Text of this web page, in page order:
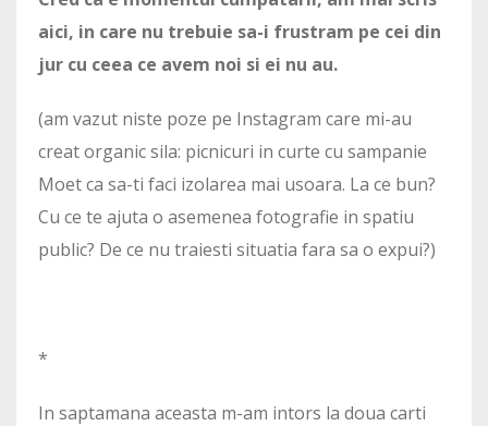
aici, in care nu trebuie sa-i frustram pe cei din
jur cu ceea ce avem noi si ei nu au.
(am vazut niste poze pe Instagram care mi-au
creat organic sila: picnicuri in curte cu sampanie
Moet ca sa-ti faci izolarea mai usoara. La ce bun?
Cu ce te ajuta o asemenea fotografie in spatiu
public? De ce nu traiesti situatia fara sa o expui?)
*
In saptamana aceasta m-am intors la doua carti